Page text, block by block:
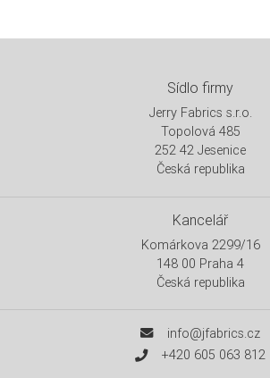
Sídlo firmy
Jerry Fabrics s.r.o.
Topolová 485
252 42 Jesenice
Česká republika
Kancelář
Komárkova 2299/16
148 00 Praha 4
Česká republika
info@jfabrics.cz
+420 605 063 812